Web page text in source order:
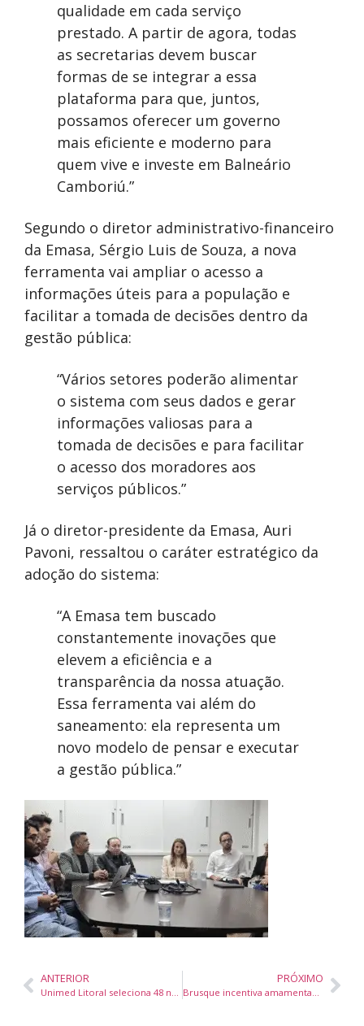
qualidade em cada serviço
prestado. A partir de agora, todas
as secretarias devem buscar
formas de se integrar a essa
plataforma para que, juntos,
possamos oferecer um governo
mais eficiente e moderno para
quem vive e investe em Balneário
Camboriú.”
Segundo o diretor administrativo-financeiro
da Emasa, Sérgio Luis de Souza, a nova
ferramenta vai ampliar o acesso a
informações úteis para a população e
facilitar a tomada de decisões dentro da
gestão pública:
“Vários setores poderão alimentar
o sistema com seus dados e gerar
informações valiosas para a
tomada de decisões e para facilitar
o acesso dos moradores aos
serviços públicos.”
Já o diretor-presidente da Emasa, Auri
Pavoni, ressaltou o caráter estratégico da
adoção do sistema:
“A Emasa tem buscado
constantemente inovações que
elevem a eficiência e a
transparência da nossa atuação.
Essa ferramenta vai além do
saneamento: ela representa um
novo modelo de pensar e executar
a gestão pública.”
ANTERIOR
Unimed Litoral seleciona 48 novos médicos cooperados para atendimento em 13 cidades da região
PRÓXIMO
Brusque incentiva amamentação e doação de leite materno com programa que já atendeu centenas de mães